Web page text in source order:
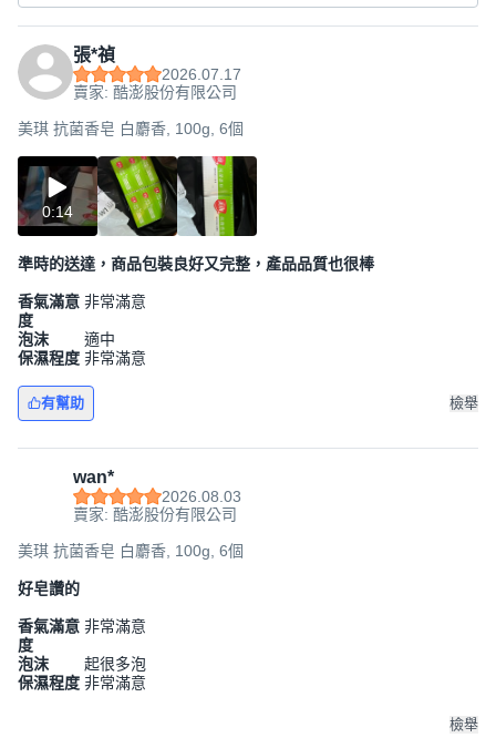
張*禎
2026.07.17
賣家: 酷澎股份有限公司
美琪 抗菌香皂 白麝香, 100g, 6個
0:14
準時的送達，商品包裝良好又完整，產品品質也很棒
香氣滿意
度
非常滿意
泡沫
適中
保濕程度 非常滿意
有幫助 檢舉
wan*
2026.08.03
賣家: 酷澎股份有限公司
美琪 抗菌香皂 白麝香, 100g, 6個
好皂讚的
香氣滿意
度
非常滿意
泡沫
起很多泡
保濕程度 非常滿意
檢舉